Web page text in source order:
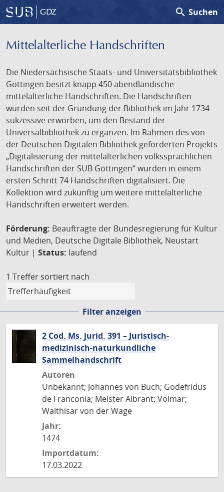
GDZ search Suchen
Mittelalterliche Handschriften
Die Niedersächsische Staats- und Universitätsbibliothek
Göttingen besitzt knapp 450 abendländische
mittelalterliche Handschriften. Die Handschriften
wurden seit der Gründung der Bibliothek im Jahr 1734
sukzessive erworben, um den Bestand der
Universalbibliothek zu ergänzen. Im Rahmen des von
der Deutschen Digitalen Bibliothek geförderten Projekts
„Digitalisierung der mittelalterlichen volkssprachlichen
Handschriften der SUB Göttingen“ wurden in einem
ersten Schritt 74 Handschriften digitalisiert. Die
Kollektion wird zukünftig um weitere mittelalterliche
Handschriften erweitert werden.
Förderung: Beauftragte der Bundesregierung für Kultur
und Medien, Deutsche Digitale Bibliothek, Neustart
Kultur | Status: laufend
1 Treffer sortiert nach
Filter anzeigen
2 Cod. Ms. jurid. 391 – Juristisch-
medizinisch-naturkundliche
Sammelhandschrift
Autoren
Unbekannt; Johannes von Buch; Godefridus
de Franconia; Meister Albrant; Volmar;
Walthisar von der Wage
Jahr:
1474
Importdatum:
17.03.2022